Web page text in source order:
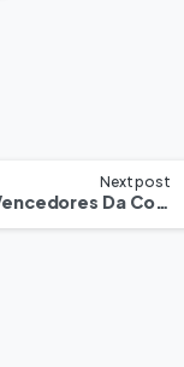
Next post
Vencedores Da Copa Do Mundo França Marrocos 2022 Nos Últimos 5 Anos